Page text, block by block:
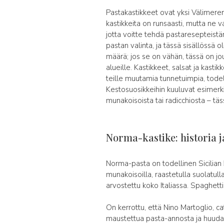
Pastakastikkeet ovat yksi
kastikkeita on runsaasti, mutta ne
jotta voitte tehdä
pastan valinta, ja tässä sisällössä
määrä; jos se on vähän, tässä on
alueille. Kastikkeet, salsat ja
teille muutamia tunnetuimpia,
Kestosuosikkeihin kuuluvat
munakoisoista tai radicchiosta –
Norma-kastike: historia
Norma-pasta on todellinen
munakoisoilla, raastetulla
arvostettu koko Italiassa.
On kerrottu, että Nino Martoglio,
maustettua pasta-annosta ja